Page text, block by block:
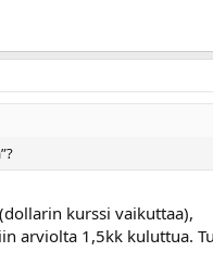
kurssi vaikuttaa),
arviolta 1,5kk kuluttua.